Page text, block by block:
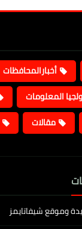
أخبارالمحافظات
المعلومات
مقالات
وموقع شيفاتايمز